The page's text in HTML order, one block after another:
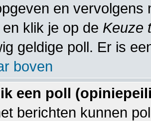
en
klik je op de Keuze
geldige poll. Er is
boven
een poll
berichten kunnen